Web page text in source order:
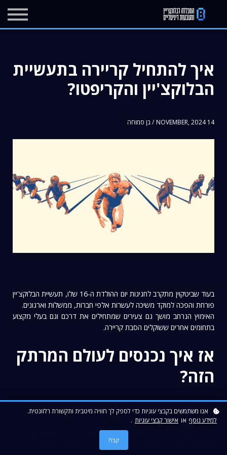
הרשמה
התחברות
איך להתחיל קריירה בתעשיית
הבלוקצ'יין והקריפטו?
14 NOVEMBER, 2024 / בן סמוחה
בעוד שביטקוין מתקרב לחגיגות יום ההולדת ה-16 שלו, תעשיית הבלוקצ'יין
פורחת והפכה למוקד משיכה לעשרות אלפי חברות, ממשלות וארגונים.
האימוץ הנרחב מושך גם צעירים שמתחילים את דרכם וגם בעלי מקצוע
בתחומים אחרים ששוקלים הסבת קריירה.
אז איך נכנסים לעולם המרתק
הזה?
צוברים ידע וניסיון
הבנה עמוקה בטכנולוגיית הבלוקצ'יין ושימושיה לצד יכולת התפתחות עם
הדינמיות שלה הם הכרחיים. דמיינו שהבלוקצ'יין כיום היא האינטרנט של
אנו משתמשים בקבצי עוגיות כדי לספק לך חוויה מיטבית ותקשורת רלוונטית.
למידע נוסף או אישור קבצי עוגיות .
קבל!